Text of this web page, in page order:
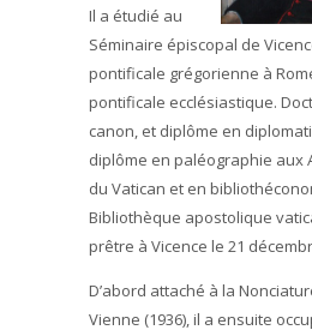
Il a étudié au
Séminaire épiscopal de
pontificale grégorienne à
pontificale ecclésiastique.
canon, et diplôme en
diplôme en paléographie aux
du Vatican et en
Bibliothèque apostolique
prêtre à Vicence le 21
D’abord attaché à la
Vienne (1936), il a ensuite